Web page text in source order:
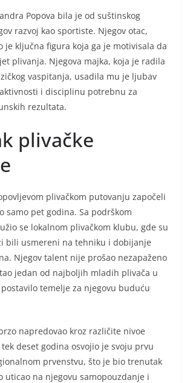
Popova bila je od suštinskog
razvoj kao sportiste. Njegov otac,
je ključna figura koja ga je motivisala da
plivanja. Njegova majka, koja je radila
vaspitanja, usadila mu je ljubav
i disciplinu potrebnu za
rezultata.
plivačke
plivačkom putovanju započeli
samo pet godina. Sa podrškom
se lokalnom plivačkom klubu, gde su
bili usmereni na tehniku i dobijanje
Njegov talent nije prošao nezapaženo
jedan od najboljih mladih plivača u
temelje za njegovu buduću
napredovao kroz različite nivoe
deset godina osvojio je svoju prvu
prvenstvu, što je bio trenutak
uticao na njegovu samopouzdanje i